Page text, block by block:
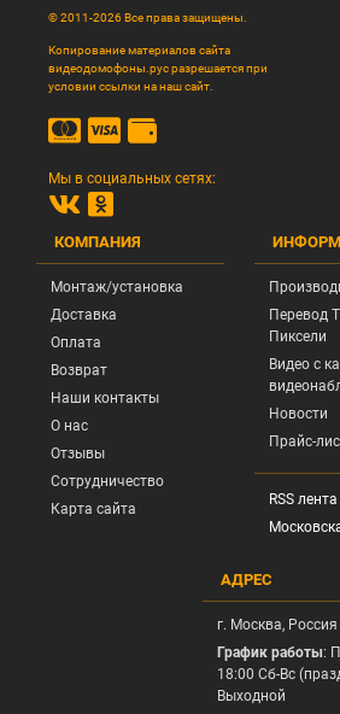
© 2011-2026 Все права защищены.
Копирование материалов сайта
видеодомофоны.рус разрешается при
условии ссылки на наш сайт.
Мы в социальных сетях:
КОМПАНИЯ
Монтаж/установка
Доставка
Оплата
Возврат
Наши контакты
О нас
Отзывы
Сотрудничество
Карта сайта
Перевод
Пиксели
Видео с
Новости
Прайс-
RSS
АДРЕС
г. Москва, Россия
График работы:
18:00 Сб-Вс
Выходной